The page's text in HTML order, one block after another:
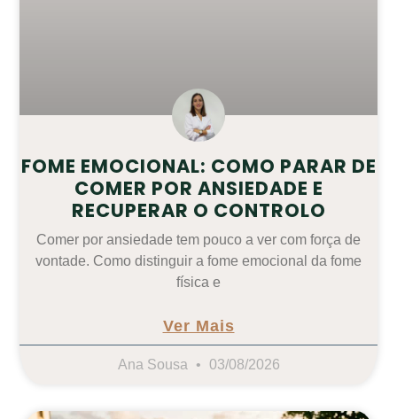
FOME EMOCIONAL: COMO PARAR DE
COMER POR ANSIEDADE E
RECUPERAR O CONTROLO
Comer por ansiedade tem pouco a ver com força de
vontade. Como distinguir a fome emocional da fome
física e
Ver Mais
Ana Sousa 03/08/2026